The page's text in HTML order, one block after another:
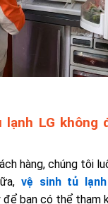
lạnh LG không
hàng, chúng tôi
vệ sinh tủ lạnh
bạn có thể tham